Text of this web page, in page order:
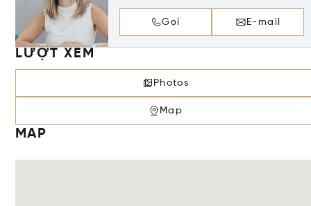
Gọi E-mail
LƯỢT XEM
Photos
Map
MAP